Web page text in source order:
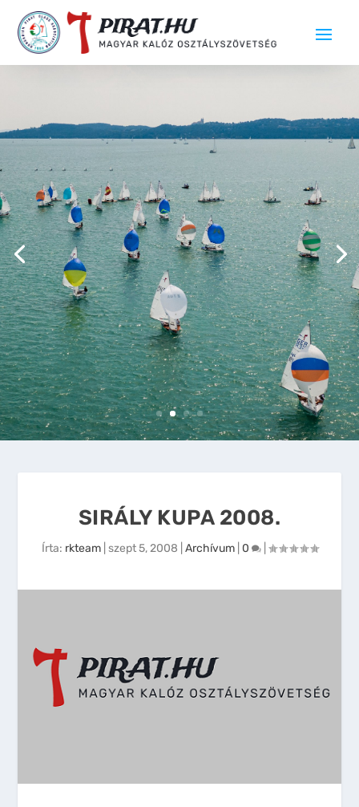
SIRÁLY KUPA 2008.
Írta: rkteam| szept 5, 2008 Archívum| 0 |